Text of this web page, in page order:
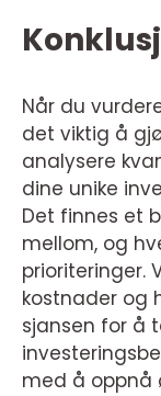
Når du
det viktig å
analysere
dine unike
Det finnes et
mellom, og
prioriteringer.
kostnader og
sjansen for å
med å oppnå